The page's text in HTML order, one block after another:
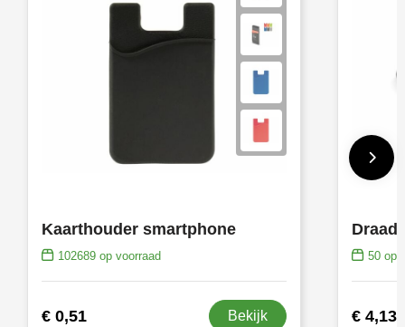
Kaarthouder smartphone
102689op voorraad
€ 0,51 Bekijk
50op
€ 4,13